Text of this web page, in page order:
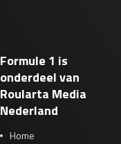
Formule 1 is
onderdeel van
Roularta Media
Nederland
Home